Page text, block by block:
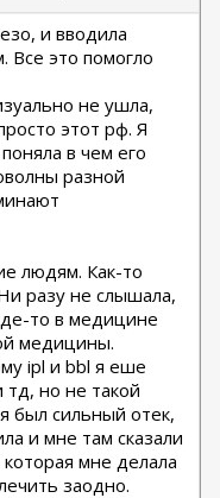
и вводила
Все это помогло
не ушла,
этот рф. Я
в чем его
разной
людям. Как-то
разу не слышала,
то в медицине
медицины.
ipl и bbl я еше
тд, но не такой
был сильный отек,
и мне там сказали
мне делала
заодно.